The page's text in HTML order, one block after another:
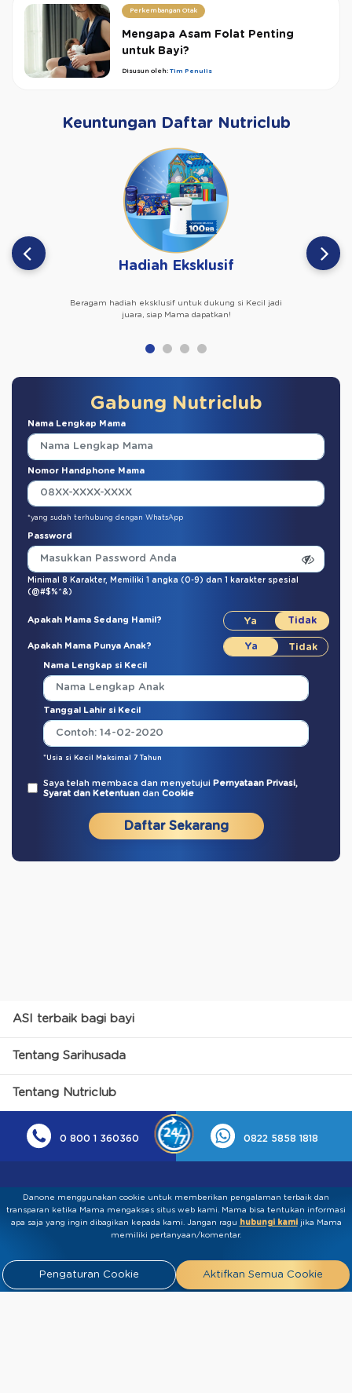
Perkembangan Otak
Mengapa Asam Folat Penting
untuk Bayi?
Disusun oleh: Tim Penulis
Keuntungan Daftar Nutriclub
Hadiah Eksklusif
Beragam hadiah eksklusif untuk dukung si Kecil jadi
juara, siap Mama dapatkan!
Gabung Nutriclub
Nama Lengkap Mama
Nomor Handphone Mama
*yang sudah terhubung dengan WhatsApp
Password
Minimal 8 Karakter, Memiliki 1 angka (0-9) dan 1 karakter spesial
(@#$%^&)
Apakah Mama Sedang Hamil?
Apakah Mama Punya Anak?
Nama Lengkap si Kecil
Tanggal Lahir si Kecil
*Usia si Kecil Maksimal 7 Tahun
Saya telah membaca dan menyetujui Pernyataan Privasi,
Syarat dan Ketentuan dan Cookie
Daftar Sekarang
ASI terbaik bagi bayi
Tentang Sarihusada
Tentang Nutriclub
0 800 1 360360 0822 5858 1818
Kebijakan Privasi Syarat & Ketentuan
Tentang Kami
Danone menggunakan cookie untuk memberikan pengalaman terbaik dan
transparan ketika Mama mengakses situs web kami. Mama bisa tentukan informasi
apa saja yang ingin dibagikan kepada kami.​ ​Jangan ragu hubungi kamijika Mama
memiliki pertanyaan/komentar.
Pengaturan Cookie Aktifkan Semua Cookie